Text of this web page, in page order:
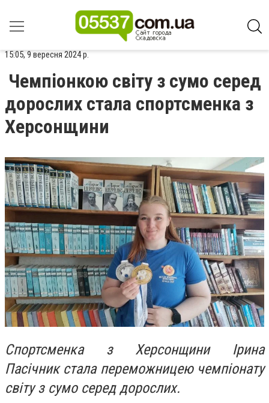
15:05, 9 вересня 2024 р.
Чемпіонкою світу з сумо серед
дорослих стала спортсменка з
Херсонщини
Спортсменка з Херсонщини Ірина
Пасічник стала переможницею чемпіонату
світу з сумо серед дорослих.